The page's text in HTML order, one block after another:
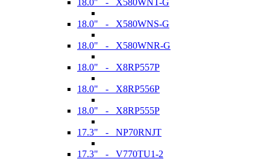
18.0" - X580WNT-G
18.0" - X580WNS-G
18.0" - X580WNR-G
18.0" - X8RP557P
18.0" - X8RP556P
18.0" - X8RP555P
17.3" - NP70RNJT
17.3" - V770TU1-2